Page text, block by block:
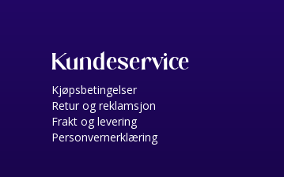
Kundeservice
Kjøpsbetingelser
Retur og reklamsjon
Frakt og levering
Personvernerklæring